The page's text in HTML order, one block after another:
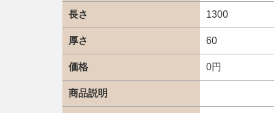
長さ 1300
厚さ 60
価格 0円
商品説明